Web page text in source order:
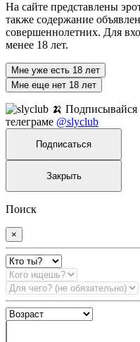
На сайте представлены
также содержание
совершеннолетних. Для
менее 18 лет.
Мне уже есть 18 лет
Мне еще нет 18 лет
🍌 Подписывайся
телеграме @slyclub
Подписаться
Закрыть
Поиск
×